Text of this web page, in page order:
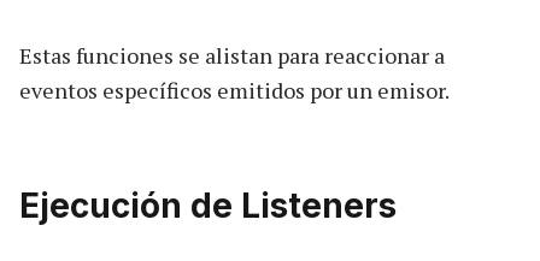
Estas funciones se alistan para reaccionar a
eventos específicos emitidos por un emisor.
Ejecución de Listeners